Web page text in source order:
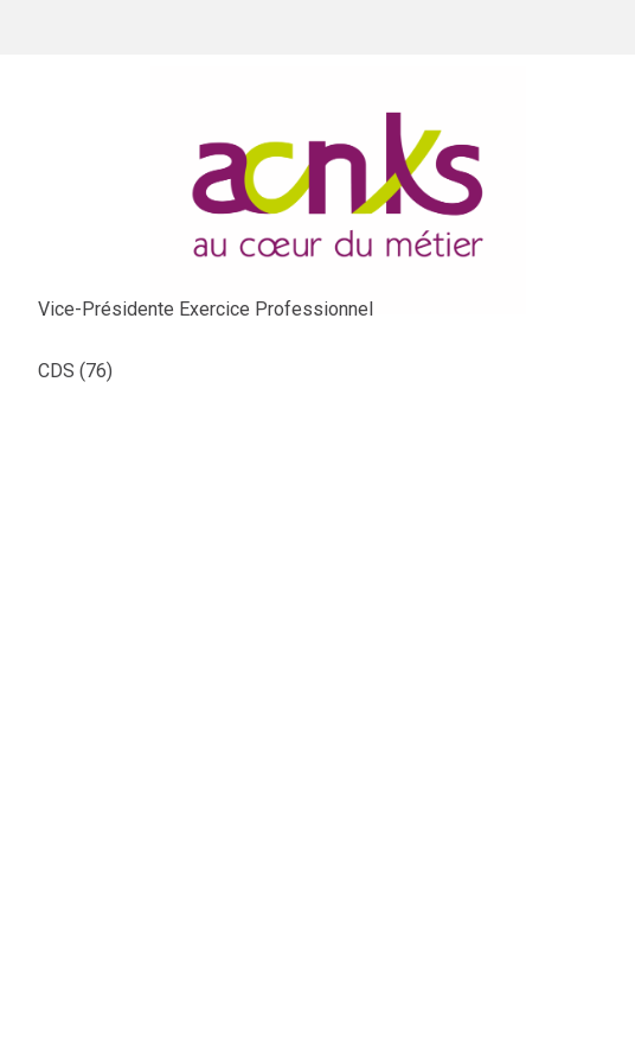
Vice-Présidente Exercice Professionnel
CDS (76)